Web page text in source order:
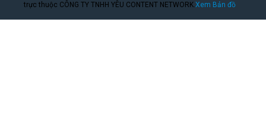
trực thuộc CÔNG TY TNHH YÊU CONTENT NETWORK.Xem Bản đồ